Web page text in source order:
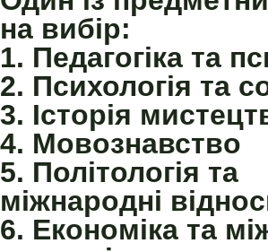
на вибір:
1. Педагогіка та
2. Психологія та
3. Історія
4. Мовознавство
5. Політологія та
міжнародні
6. Економіка та